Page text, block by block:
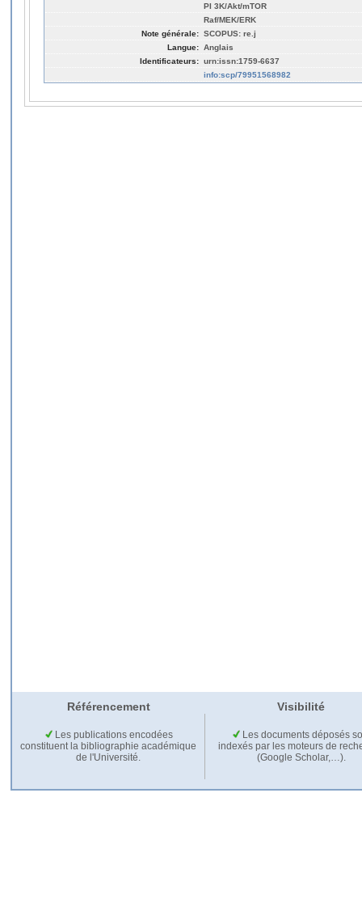
PI 3K/Akt/mTOR
Raf/MEK/ERK
Note générale: SCOPUS: re.j
Langue: Anglais
Identificateurs: urn:issn:1759-6637
info:scp/79951568982
Référencement Visibilité
Les publications encodées
constituent la bibliographie académique
de l'Université.
Les documents déposés
indexés par les moteurs de
(Google Scholar,…).